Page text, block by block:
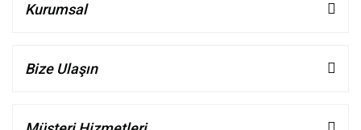
Kurumsal
Bize Ulaşın